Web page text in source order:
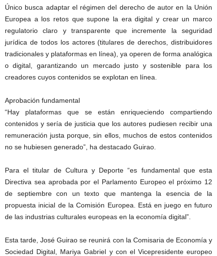
Único busca adaptar el régimen del derecho de autor en la Unión
Europea a los retos que supone la era digital y crear un marco
regulatorio claro y transparente que incremente la seguridad
jurídica de todos los actores (titulares de derechos, distribuidores
tradicionales y plataformas en línea), ya operen de forma analógica
o digital, garantizando un mercado justo y sostenible para los
creadores cuyos contenidos se explotan en línea.
Aprobación fundamental
“Hay plataformas que se están enriqueciendo compartiendo
contenidos y sería de justicia que los autores pudiesen recibir una
remuneración justa porque, sin ellos, muchos de estos contenidos
no se hubiesen generado”, ha destacado Guirao.
Para el titular de Cultura y Deporte “es fundamental que esta
Directiva sea aprobada por el Parlamento Europeo el próximo 12
de septiembre con un texto que mantenga la esencia de la
propuesta inicial de la Comisión Europea. Está en juego en futuro
de las industrias culturales europeas en la economía digital”.
Esta tarde, José Guirao se reunirá con la Comisaria de Economía y
Sociedad Digital, Mariya Gabriel y con el Vicepresidente europeo